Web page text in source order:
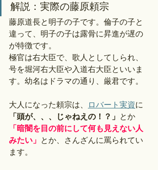
解説：実際の藤原頼宗
藤原道長と明子の子です。倫子の子と
違って、明子の子は露骨に昇進が遅の
が特徴です。
極官は右大臣で、歌人としてしられ、
号を堀河右大臣や入道右大臣といいま
す。幼名はドラマの通り、厳君です。
大人になった頼宗は、 ロバート実資に
「頭が、、、じゃねえの！？」 とか
「暗闇を目の前にして何も見えない人
みたい」 とか、さんざんに罵られてい
ます。